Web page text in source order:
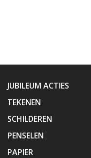
JUBILEUM ACTIES
TEKENEN
SCHILDEREN
PENSELEN
PAPIER